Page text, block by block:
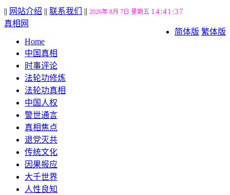
|| 网站介绍 || 联系我们 || 2026年 8月 7日 星期五 14:41:38
简体版 繁体版
真相网
Home
中国真相
时事评论
法轮功修炼
法轮功真相
中国人权
警世通言
真相焦点
退党灭共
传统文化
因果报应
大千世界
人性良知